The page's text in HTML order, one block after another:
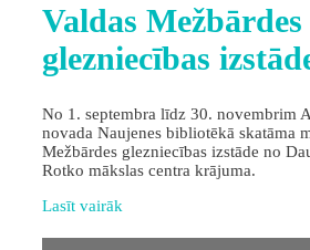
Valdas Mežbārdes
glezniecības
No 1. septembra līdz 30. novembrim
novada Naujenes bibliotēkā skatāma
Mežbārdes glezniecības izstāde no
Rotko mākslas centra krājuma.
Lasīt vairāk